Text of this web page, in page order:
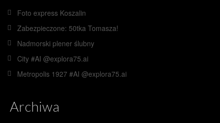
Foto express Koszalin
Zabezpieczone: 50tka Tomasza!
Nadmorski plener ślubny
City #AI @explora75.ai
Metropolis 1927 #AI @explora75.ai
Archiwa